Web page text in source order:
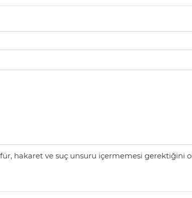
hakaret ve suç unsuru içermemesi gerektiğini